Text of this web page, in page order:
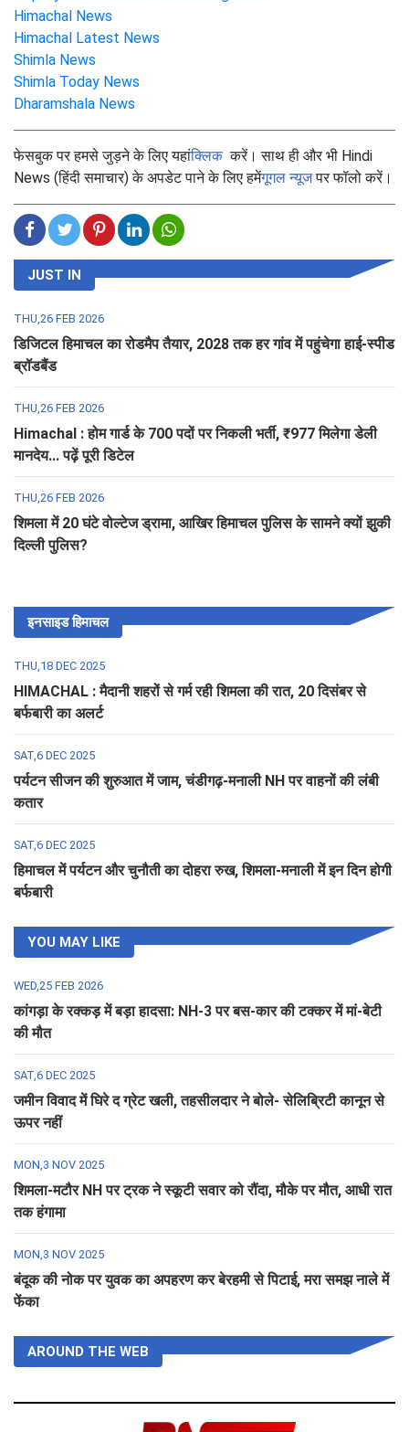
Himachal News
Himachal Latest News
Shimla News
Shimla Today News
Dharamshala News
फेसबुक पर हमसे जुड़ने के लिए यहांक्लिककरें। साथ ही और भी Hindi
News (हिंदी समाचार) के अपडेट पाने के लिए हमेंगूगल न्यूजपर फॉलो करें।
JUST IN
THU,26 FEB 2026
डिजिटल हिमाचल का रोडमैप तैयार, 2028 तक हर गांव में पहुंचेगा हाई-स्पीड
ब्रॉडबैंड
THU,26 FEB 2026
Himachal : होम गार्ड के 700 पदों पर निकली भर्ती, ₹977 मिलेगा डेली
मानदेय... पढ़ें पूरी डिटेल
THU,26 FEB 2026
शिमला में 20 घंटे वोल्टेज ड्रामा, आखिर हिमाचल पुलिस के सामने क्यों झुकी
दिल्ली पुलिस?
इनसाइड हिमाचल
THU,18 DEC 2025
HIMACHAL : मैदानी शहरों से गर्म रही शिमला की रात, 20 दिसंबर से
बर्फबारी का अलर्ट
SAT,6 DEC 2025
पर्यटन सीजन की शुरुआत में जाम, चंडीगढ़-मनाली NH पर वाहनों की लंबी
कतार
SAT,6 DEC 2025
हिमाचल में पर्यटन और चुनौती का दोहरा रुख, शिमला-मनाली में इन दिन होगी
बर्फबारी
YOU MAY LIKE
WED,25 FEB 2026
कांगड़ा के रक्कड़ में बड़ा हादसा: NH-3 पर बस-कार की टक्कर में मां-बेटी
की मौत
SAT,6 DEC 2025
जमीन विवाद में घिरे द ग्रेट खली, तहसीलदार ने बोले- सेलिब्रिटी कानून से
ऊपर नहीं
MON,3 NOV 2025
शिमला-मटौर NH पर ट्रक ने स्कूटी सवार को रौंदा, मौके पर मौत, आधी रात
तक हंगामा
MON,3 NOV 2025
बंदूक की नोक पर युवक का अपहरण कर बेरहमी से पिटाई, मरा समझ नाले में
फेंका
AROUND THE WEB